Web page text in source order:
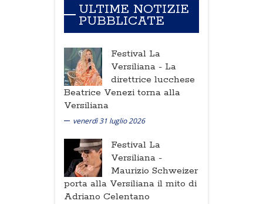
ULTIME NOTIZIE
PUBBLICATE
Festival La
Versiliana - La
direttrice lucchese
Beatrice Venezi torna alla
Versiliana
venerdì 31 luglio 2026
Festival La
Versiliana -
Maurizio Schweizer
porta alla Versiliana il mito di
Adriano Celentano